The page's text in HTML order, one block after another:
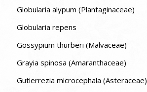
Globularia alypum (Plantaginaceae)
Globularia repens
Gossypium thurberi (Malvaceae)
Grayia spinosa (Amaranthaceae)
Gutierrezia microcephala (Asteraceae)